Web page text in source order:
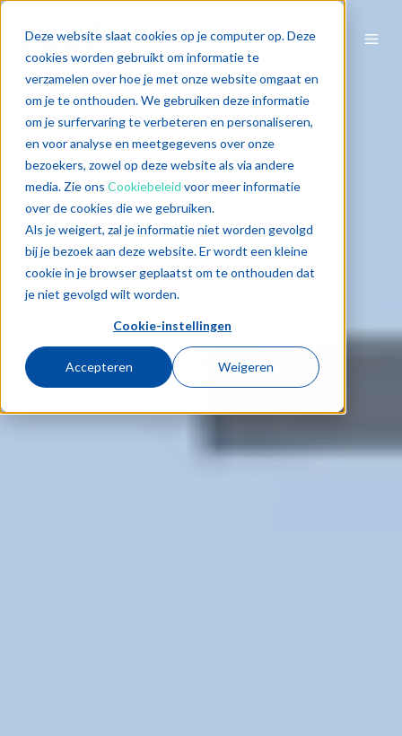
Deze website slaat cookies op je computer op. Deze
cookies worden gebruikt om informatie te
verzamelen over hoe je met onze website omgaat en
om je te onthouden. We gebruiken deze informatie
om je surfervaring te verbeteren en personaliseren,
en voor analyse en meetgegevens over onze
bezoekers, zowel op deze website als via andere
media. Zie ons Cookiebeleid voor meer informatie
over de cookies die we gebruiken.
Als je weigert, zal je informatie niet worden gevolgd
bij je bezoek aan deze website. Er wordt een kleine
cookie in je browser geplaatst om te onthouden dat
je niet gevolgd wilt worden.
Cookie-instellingen
Accepteren Weigeren